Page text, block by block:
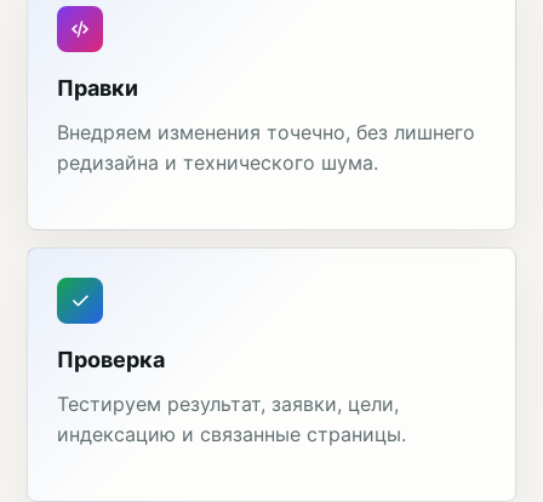
Правки
Внедряем изменения точечно, без лишнего
редизайна и технического шума.
Проверка
Тестируем результат, заявки, цели,
индексацию и связанные страницы.